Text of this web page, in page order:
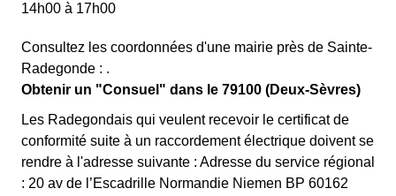
14h00 à 17h00
Consultez les coordonnées d'une mairie près de Sainte-
Radegonde : .
Obtenir un "Consuel" dans le 79100 (Deux-Sèvres)
Les Radegondais qui veulent recevoir le certificat de
conformité suite à un raccordement électrique doivent se
rendre à l'adresse suivante : Adresse du service régional
: 20 av de l’Escadrille Normandie Niemen BP 60162